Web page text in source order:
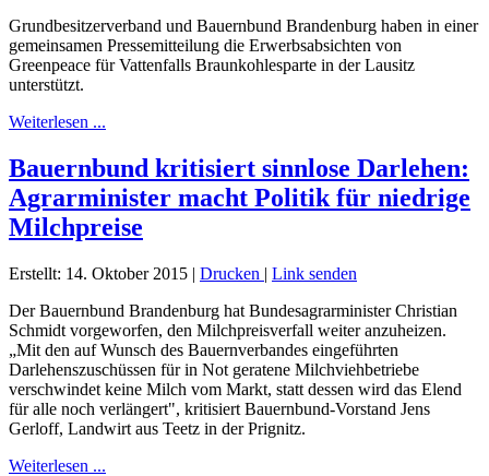
Grundbesitzerverband und Bauernbund Brandenburg haben in einer
gemeinsamen Pressemitteilung die Erwerbsabsichten von
Greenpeace für Vattenfalls Braunkohlesparte in der Lausitz
unterstützt.
Weiterlesen ...
Bauernbund kritisiert sinnlose Darlehen:
Agrarminister macht Politik für niedrige
Milchpreise
Erstellt: 14. Oktober 2015 | Drucken | Link senden
Der Bauernbund Brandenburg hat Bundesagrarminister Christian
Schmidt vorgeworfen, den Milchpreisverfall weiter anzuheizen.
„Mit den auf Wunsch des Bauernverbandes eingeführten
Darlehenszuschüssen für in Not geratene Milchviehbetriebe
verschwindet keine Milch vom Markt, statt dessen wird das Elend
für alle noch verlängert", kritisiert Bauernbund-Vorstand Jens
Gerloff, Landwirt aus Teetz in der Prignitz.
Weiterlesen ...